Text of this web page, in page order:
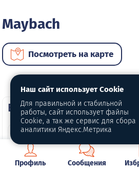
Maybach
Посмотреть на карте
ВИП автомобили
Профиль Сообщения
Наш сайт использует Cookie
Для правильной и стабильной
работы, сайт использует файлы
Cookie, а так же сервис для сбора
аналитики Яндекс.Метрика